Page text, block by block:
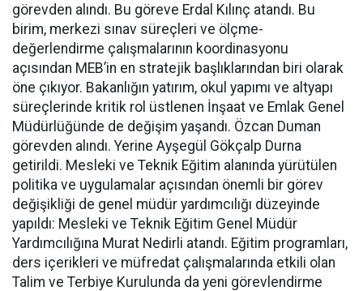
görevden alındı. Bu göreve Erdal Kılınç atandı. Bu
birim, merkezi sınav süreçleri ve ölçme-
değerlendirme çalışmalarının koordinasyonu
açısından MEB’in en stratejik başlıklarından biri olarak
öne çıkıyor. Bakanlığın yatırım, okul yapımı ve altyapı
süreçlerinde kritik rol üstlenen İnşaat ve Emlak Genel
Müdürlüğünde de değişim yaşandı. Özcan Duman
görevden alındı. Yerine Ayşegül Gökçalp Durna
getirildi. Mesleki ve Teknik Eğitim alanında yürütülen
politika ve uygulamalar açısından önemli bir görev
değişikliği de genel müdür yardımcılığı düzeyinde
yapıldı: Mesleki ve Teknik Eğitim Genel Müdür
Yardımcılığına Murat Nedirli atandı. Eğitim programları,
ders içerikleri ve müfredat çalışmalarında etkili olan
Talim ve Terbiye Kurulunda da yeni görevlendirme